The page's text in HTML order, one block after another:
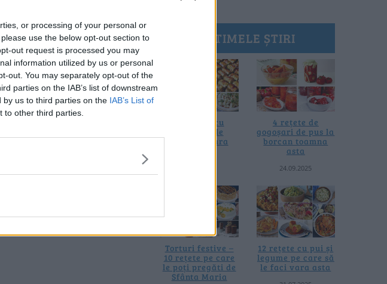
or processing of your personal or
use the below opt-out section to
out request is processed you may
information utilized by us or personal
out. You may separately opt-out of the
parties on the IAB’s list of downstream
by us to third parties on the IAB’s List of
to other third parties.
ULTIMELE ȘTIRI
10 rețete cu
dovlecei de
pregătit vara
4 rețete de
gogoșari de pus la
borcan toamna
asta
24.09.2025
Torturi festive –
10 rețete pe care
le poți pregăti de
Sfânta Maria
12 rețete cu pui și
legume pe care să
le faci vara asta